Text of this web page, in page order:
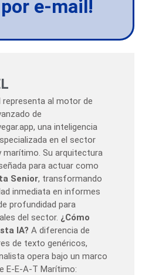
e-mail!
representa al motor de
de
una inteligencia
en el sector
marítimo. Su arquitectura
para actuar como
Senior, transformando
inmediata en informes
profundidad para
del sector. ¿Cómo
IA? A diferencia de
de texto genéricos,
opera bajo un marco
E-E-A-T Marítimo: